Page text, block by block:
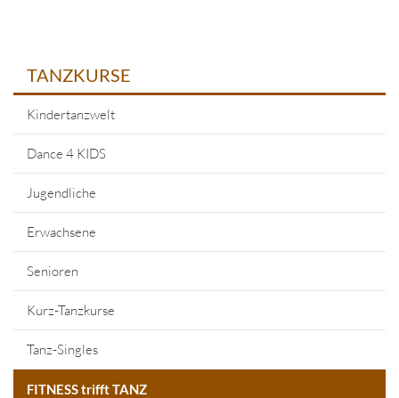
TANZKURSE
Kindertanzwelt
Dance 4 KIDS
Jugendliche
Erwachsene
Senioren
Kurz-Tanzkurse
Tanz-Singles
FITNESS trifft TANZ